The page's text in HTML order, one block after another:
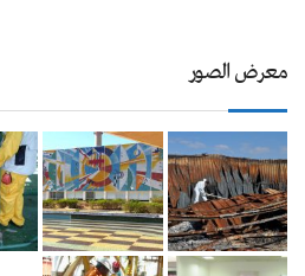
معرض الصور